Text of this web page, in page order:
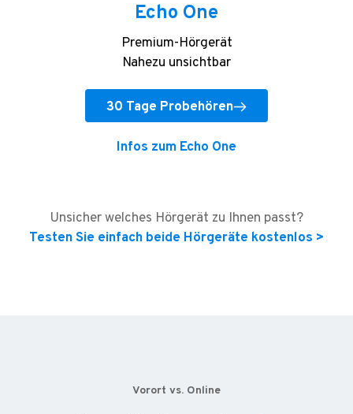
Echo One
Premium-Hörgerät
Nahezu unsichtbar
30 Tage Probehören
Infos zum Echo One
Unsicher welches Hörgerät zu Ihnen passt?
Testen Sie einfach beide Hörgeräte kostenlos >
Vorort vs. Online